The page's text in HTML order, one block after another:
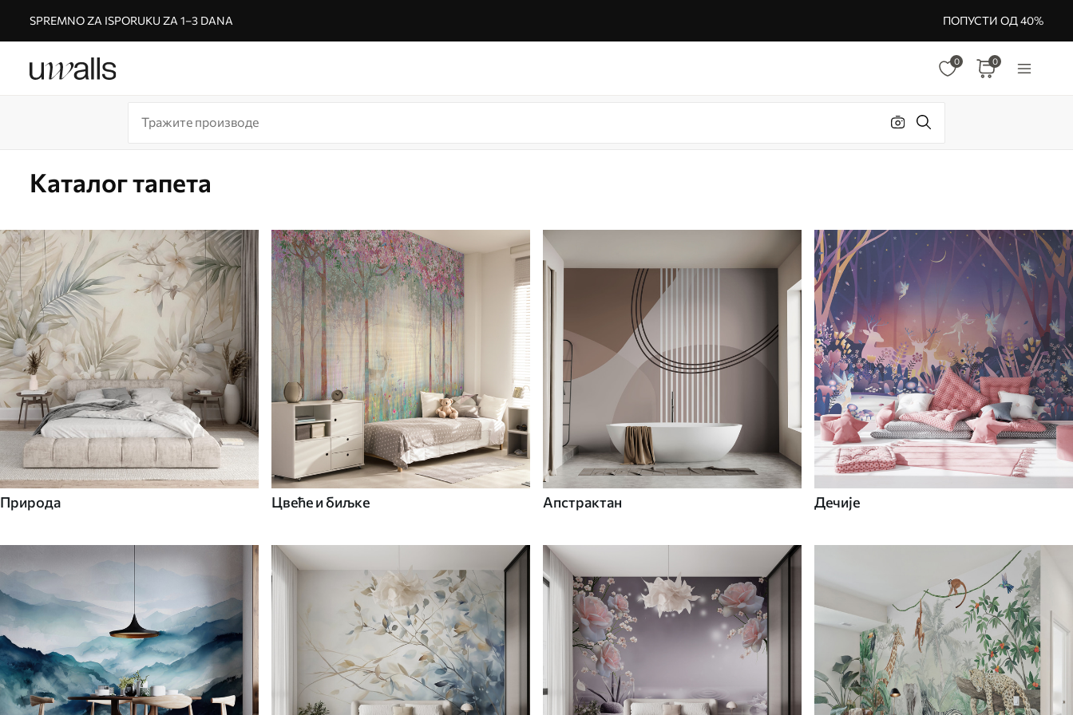
SPREMNO ZA ISPORUKU ZA 1–3 DANA ПОПУСТИ ОД 40%
0 0
Каталог тапета
Природа Цвеће и биљке Апстрактан Дечије